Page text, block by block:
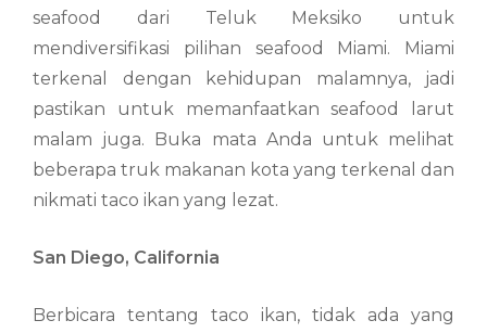
seafood dari Teluk Meksiko untuk
mendiversifikasi pilihan seafood Miami. Miami
terkenal dengan kehidupan malamnya, jadi
pastikan untuk memanfaatkan seafood larut
malam juga. Buka mata Anda untuk melihat
beberapa truk makanan kota yang terkenal dan
nikmati taco ikan yang lezat.
San Diego, California
Berbicara tentang taco ikan, tidak ada yang